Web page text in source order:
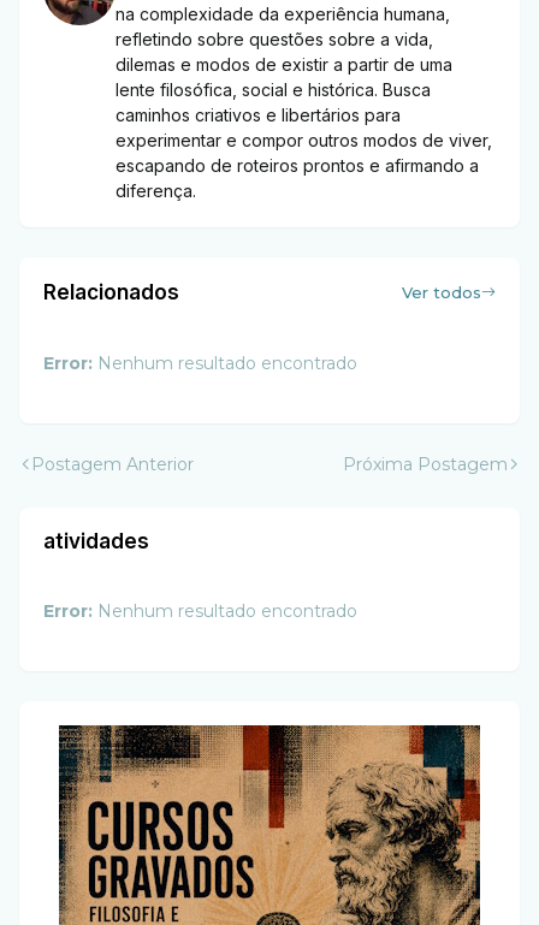
na complexidade da experiência humana,
refletindo sobre questões sobre a vida,
dilemas e modos de existir a partir de uma
lente filosófica, social e histórica. Busca
caminhos criativos e libertários para
experimentar e compor outros modos de viver,
escapando de roteiros prontos e afirmando a
diferença.
Relacionados Ver todos
Error: Nenhum resultado encontrado
Postagem Anterior Próxima Postagem
atividades
Error: Nenhum resultado encontrado